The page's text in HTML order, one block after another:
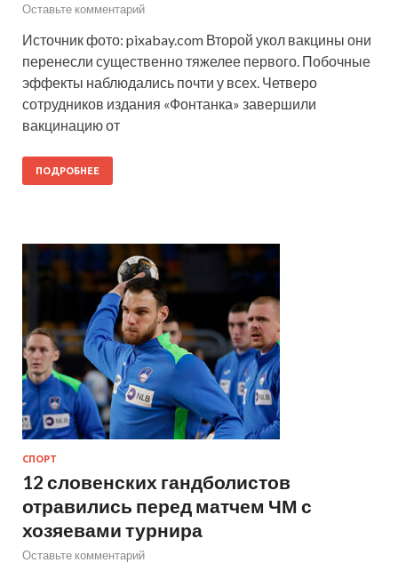
Оставьте комментарий
Источник фото: pixabay.com Второй укол вакцины они
перенесли существенно тяжелее первого. Побочные
эффекты наблюдались почти у всех. Четверо
сотрудников издания «Фонтанка» завершили
вакцинацию от
ПОДРОБНЕЕ
СПОРТ
12 словенских гандболистов
отравились перед матчем ЧМ с
хозяевами турнира
Оставьте комментарий